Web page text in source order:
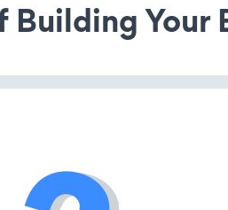
Building Your